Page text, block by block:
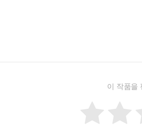
이 작품을